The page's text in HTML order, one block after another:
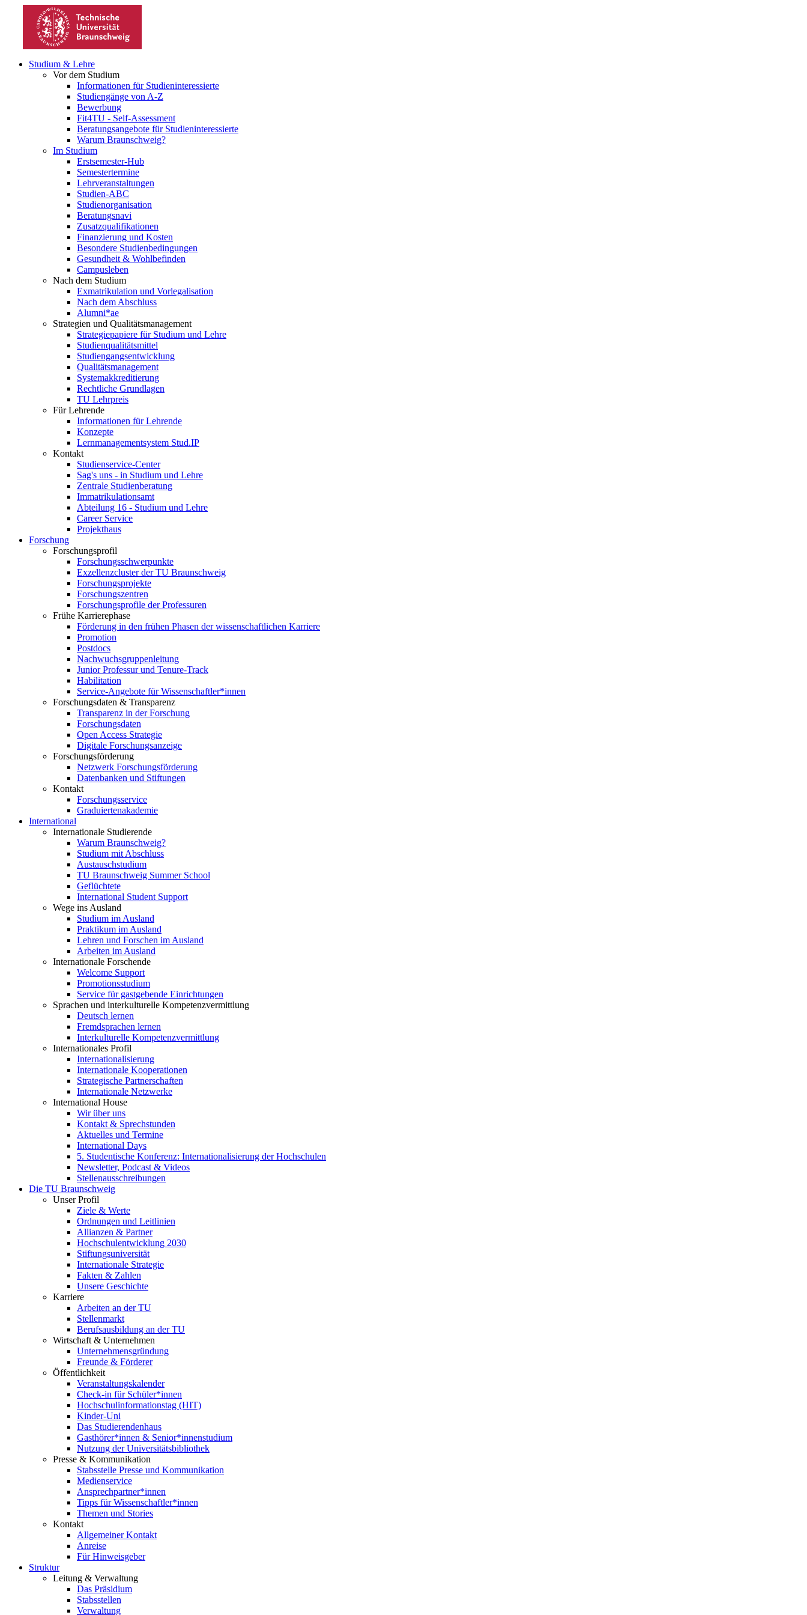
Studium & Lehre
Vor dem Studium
Informationen für Studieninteressierte
Studiengänge von A-Z
Bewerbung
Fit4TU - Self-Assessment
Beratungsangebote für Studieninteressierte
Warum Braunschweig?
Im Studium
Erstsemester-Hub
Semestertermine
Lehrveranstaltungen
Studien-ABC
Studienorganisation
Beratungsnavi
Zusatzqualifikationen
Finanzierung und Kosten
Besondere Studienbedingungen
Gesundheit & Wohlbefinden
Campusleben
Nach dem Studium
Exmatrikulation und Vorlegalisation
Nach dem Abschluss
Alumni*ae
Strategien und Qualitätsmanagement
Strategiepapiere für Studium und Lehre
Studienqualitätsmittel
Studiengangsentwicklung
Qualitätsmanagement
Systemakkreditierung
Rechtliche Grundlagen
TU Lehrpreis
Für Lehrende
Informationen für Lehrende
Konzepte
Lernmanagementsystem Stud.IP
Kontakt
Studienservice-Center
Sag's uns - in Studium und Lehre
Zentrale Studienberatung
Immatrikulationsamt
Abteilung 16 - Studium und Lehre
Career Service
Projekthaus
Forschung
Forschungsprofil
Forschungsschwerpunkte
Exzellenzcluster der TU Braunschweig
Forschungsprojekte
Forschungszentren
Forschungsprofile der Professuren
Frühe Karrierephase
Förderung in den frühen Phasen der wissenschaftlichen Karriere
Promotion
Postdocs
Nachwuchsgruppenleitung
Junior Professur und Tenure-Track
Habilitation
Service-Angebote für Wissenschaftler*innen
Forschungsdaten & Transparenz
Transparenz in der Forschung
Forschungsdaten
Open Access Strategie
Digitale Forschungsanzeige
Forschungsförderung
Netzwerk Forschungsförderung
Datenbanken und Stiftungen
Kontakt
Forschungsservice
Graduiertenakademie
International
Internationale Studierende
Warum Braunschweig?
Studium mit Abschluss
Austauschstudium
TU Braunschweig Summer School
Geflüchtete
International Student Support
Wege ins Ausland
Studium im Ausland
Praktikum im Ausland
Lehren und Forschen im Ausland
Arbeiten im Ausland
Internationale Forschende
Welcome Support
Promotionsstudium
Service für gastgebende Einrichtungen
Sprachen und interkulturelle Kompetenzvermittlung
Deutsch lernen
Fremdsprachen lernen
Interkulturelle Kompetenzvermittlung
Internationales Profil
Internationalisierung
Internationale Kooperationen
Strategische Partnerschaften
Internationale Netzwerke
International House
Wir über uns
Kontakt & Sprechstunden
Aktuelles und Termine
International Days
5. Studentische Konferenz: Internationalisierung der Hochschulen
Newsletter, Podcast & Videos
Stellenausschreibungen
Die TU Braunschweig
Unser Profil
Ziele & Werte
Ordnungen und Leitlinien
Allianzen & Partner
Hochschulentwicklung 2030
Stiftungsuniversität
Internationale Strategie
Fakten & Zahlen
Unsere Geschichte
Karriere
Arbeiten an der TU
Stellenmarkt
Berufsausbildung an der TU
Wirtschaft & Unternehmen
Unternehmensgründung
Freunde & Förderer
Öffentlichkeit
Veranstaltungskalender
Check-in für Schüler*innen
Hochschulinformationstag (HIT)
Kinder-Uni
Das Studierendenhaus
Gasthörer*innen & Senior*innenstudium
Nutzung der Universitätsbibliothek
Presse & Kommunikation
Stabsstelle Presse und Kommunikation
Medienservice
Ansprechpartner*innen
Tipps für Wissenschaftler*innen
Themen und Stories
Kontakt
Allgemeiner Kontakt
Anreise
Für Hinweisgeber
Struktur
Leitung & Verwaltung
Das Präsidium
Stabsstellen
Verwaltung